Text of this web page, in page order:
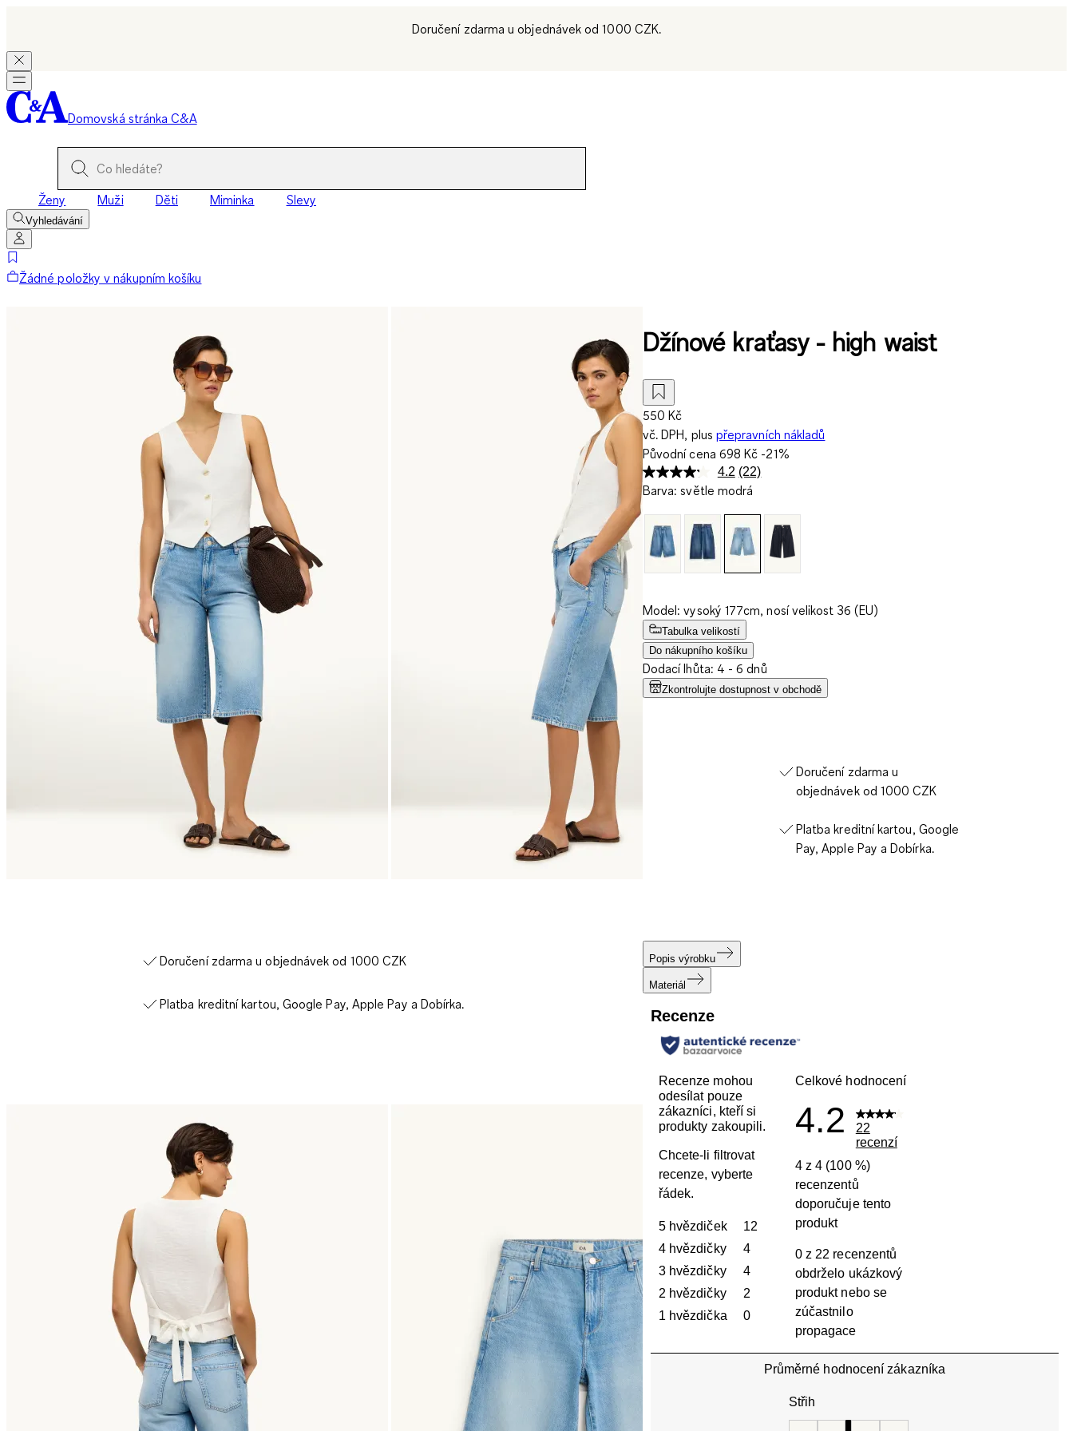
Doručení zdarma u objednávek od 1000 CZK.
Domovská stránka C&A
Ženy Muži Děti Miminka Slevy
Vyhledávání
Žádné položky v nákupním košíku
Doručení zdarma u objednávek od 1000 CZK
Platba kreditní kartou, Google Pay, Apple Pay a Dobírka.
Džínové kraťasy - high waist
550 Kč
vč. DPH, plus přepravních nákladů
Původní cena 698 Kč -21%
4.2 Přečtěte
si
recenzí.
Stejný
odkaz
na
(22)
Barva: světle modrá
Model: vysoký 177cm, nosí velikost 36 (EU)
Tabulka velikostí
Do nákupního košíku
Dodací lhůta: 4 - 6 dnů
Zkontrolujte dostupnost v obchodě
Doručení zdarma u
objednávek od 1000 CZK
Platba kreditní kartou, Google
Pay, Apple Pay a Dobírka.
Popis výrobku
Materiál
Recenze
Recenze mohou
odesílat pouze
zákazníci, kteří si
produkty zakoupili.
Chcete-li filtrovat
recenze, vyberte
řádek.
5 hvězdičekhvězdičky
12
Počet recenzí s hodnocením 5 hvězdiček: 12.
4 hvězdičkyhvězdičky
4
Počet recenzí s hodnocením 4 hvězdičky: 4.
3 hvězdičkyhvězdičky
4
Počet recenzí s hodnocením 3 hvězdičky: 4.
2 hvězdičkyhvězdičky
2
Počet recenzí s hodnocením 2 hvězdičky: 2.
1 hvězdičkahvězdičky
0
Počet recenzí s hodnocením 1 hvězdička: 0.
Celkové hodnocení
4.2
22
recenzí
4 z 4 (100 %)
recenzentů
doporučuje tento
produkt
0 z 22 recenzentů
obdrželo ukázkový
produkt nebo se
zúčastnilo
propagace
Průměrné hodnocení zákazníka
Střih